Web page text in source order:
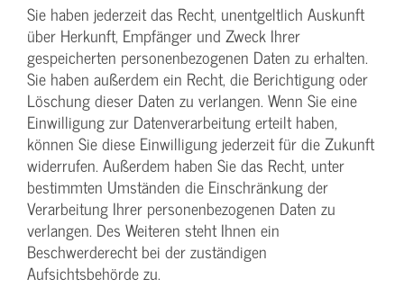
Sie haben jederzeit das Recht, unentgeltlich Auskunft
über Herkunft, Empfänger und Zweck Ihrer
gespeicherten personenbezogenen Daten zu erhalten.
Sie haben außerdem ein Recht, die Berichtigung oder
Löschung dieser Daten zu verlangen. Wenn Sie eine
Einwilligung zur Datenverarbeitung erteilt haben,
können Sie diese Einwilligung jederzeit für die Zukunft
widerrufen. Außerdem haben Sie das Recht, unter
bestimmten Umständen die Einschränkung der
Verarbeitung Ihrer personenbezogenen Daten zu
verlangen. Des Weiteren steht Ihnen ein
Beschwerderecht bei der zuständigen
Aufsichtsbehörde zu.